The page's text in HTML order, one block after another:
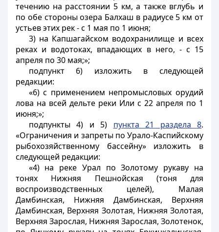
течению на расстоянии 5 км, а также вглубь и
по обе стороны озера Балхаш в радиусе 5 км от
устьев этих рек - с 1 мая по 1 июня;
3) на Капшагайском водохранилище и всех
реках и водотоках, впадающих в него, - с 15
апреля по 30 мая;»;
подпункт 6) изложить в следующей
редакции:
«6) с применением непромысловых орудий
лова на всей дельте реки Или с 22 апреля по 1
июня;»;
подпункты 4) и 5) пункта 21 раздела 8.
«Ограничения и запреты по Урало-Каспийскому
рыбохозяйственному бассейну» изложить в
следующей редакции:
«4) на реке Урал по Золотому рукаву на
тонях Нижняя Пешнойская (тоня для
воспроизводственных целей), Малая
Дамбинская, Нижняя Дамбинская, Верхняя
Дамбинская, Верхняя Золотая, Нижняя Золотая,
Верхняя Зарослая, Нижняя Зарослая, Золотенок,